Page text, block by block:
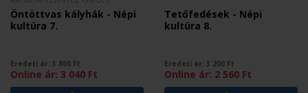
Öntöttvas kályhák - Népi
kultúra 7.
Eredeti ár: 3 800 Ft
Online ár: 3 040 Ft
Tetőfedések - Népi
kultúra 8.
Eredeti ár: 3 200 Ft
Online ár: 2 560 Ft